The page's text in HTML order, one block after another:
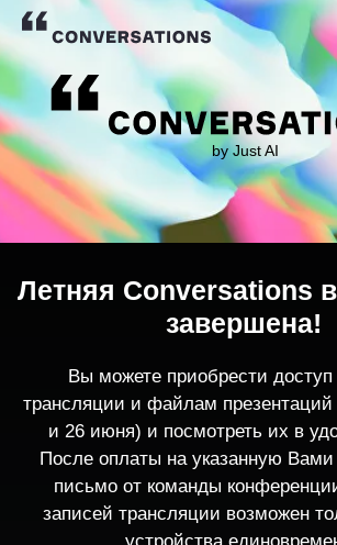
by Just AI
трансляции и файлам презентаций обоих дней (25
После оплаты на указанную Вами почту придет
записей трансляции возможен только с одного
устройства единовременно.
По любым вопросам пишите
contact@conversations-ai.co m
Летняя Conversations в СПб 2026
завершена!